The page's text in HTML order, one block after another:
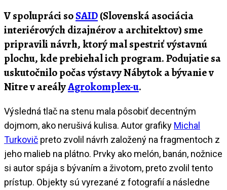
V spolupráci soSAID(Slovenská asociácia
interiérových dizajnérov a architektov) sme
pripravili návrh, ktorý mal spestriť výstavnú
plochu, kde prebiehal ich program. Podujatie sa
uskutočnilo počas výstavy Nábytok a bývanie v
Nitre v areályAgrokomplex-u.
Výsledná tlač na stenu mala pôsobiť decentným
dojmom, ako nerušivá kulisa. Autor grafiky Michal
Turkovič preto zvolil návrh založený na fragmentoch z
jeho malieb na plátno. Prvky ako melón, banán, nožnice
si autor spája s bývaním a životom, preto zvolil tento
prístup. Objekty sú vyrezané z fotografií a následne